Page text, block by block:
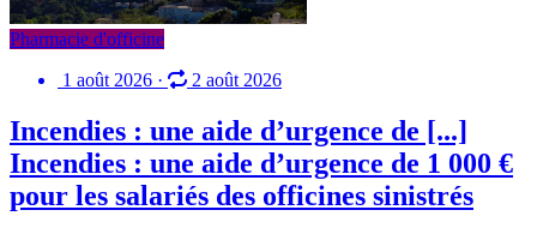
Pharmacie d'officine
1 août 2026 · 2 août 2026
Incendies : une aide d’urgence de [...]
Incendies : une aide d’urgence de 1 000 €
pour les salariés des officines sinistrés